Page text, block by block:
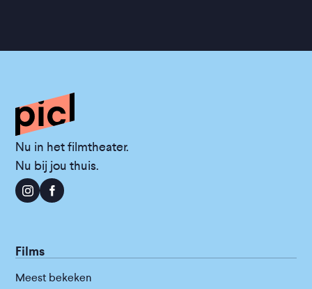
Nu in het filmtheater.
Nu bij jou thuis.
Films
Meest bekeken